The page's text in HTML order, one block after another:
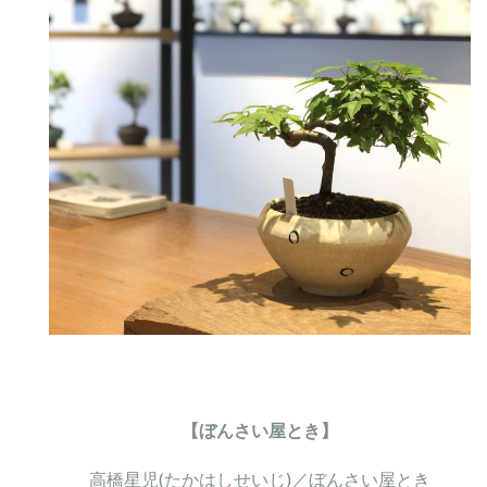
【ぼんさい屋とき】
高橋星児(たかはしせいじ)／ぼんさい屋とき